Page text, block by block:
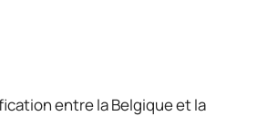
entre la Belgique et la